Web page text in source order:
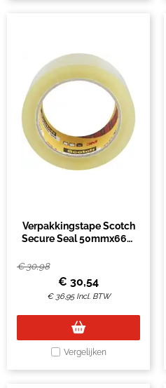
Verpakkingstape Scotch
Secure Seal 50mmx66m
€30,98
€ 30,54
€ 36,95 Incl. BTW
Vergelijken